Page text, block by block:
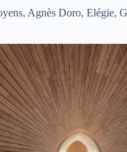
Agnès Doro,